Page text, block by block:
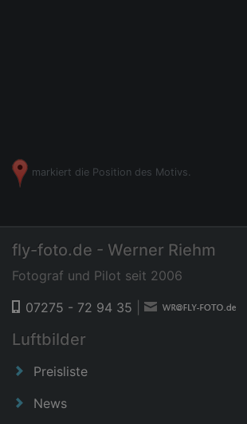
markiert die Position des Motivs.
fly-foto.de - Werner Riehm
Fotograf und Pilot seit 2006
07275 - 72 94 35
Luftbilder
Preisliste
News